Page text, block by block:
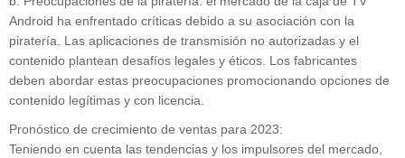
Android ha enfrentado críticas debido a su asociación con la
piratería. Las aplicaciones de transmisión no autorizadas y el
contenido plantean desafíos legales y éticos. Los fabricantes
deben abordar estas preocupaciones promocionando opciones de
contenido legítimas y con licencia.
Pronóstico de crecimiento de ventas para 2023:
Teniendo en cuenta las tendencias y los impulsores del mercado,